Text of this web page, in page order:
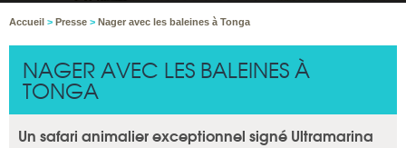
Accueil > Presse > Nager avec les baleines à Tonga
NAGER AVEC LES BALEINES À
TONGA
Un safari animalier exceptionnel signé Ultramarina